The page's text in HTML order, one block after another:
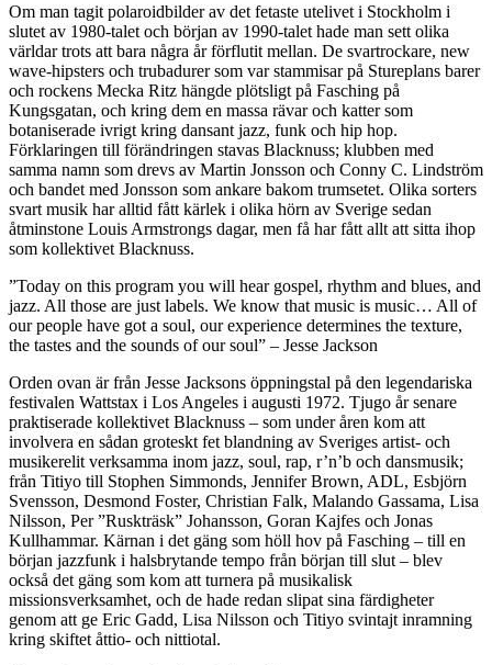
Om man tagit polaroidbilder av det fetaste utelivet i Stockholm i
slutet av 1980-talet och början av 1990-talet hade man sett olika
världar trots att bara några år förflutit mellan. De svartrockare, new
wave-hipsters och trubadurer som var stammisar på Stureplans barer
och rockens Mecka Ritz hängde plötsligt på Fasching på
Kungsgatan, och kring dem en massa rävar och katter som
botaniserade ivrigt kring dansant jazz, funk och hip hop.
Förklaringen till förändringen stavas Blacknuss; klubben med
samma namn som drevs av Martin Jonsson och Conny C. Lindström
och bandet med Jonsson som ankare bakom trumsetet. Olika sorters
svart musik har alltid fått kärlek i olika hörn av Sverige sedan
åtminstone Louis Armstrongs dagar, men få har fått allt att sitta ihop
som kollektivet Blacknuss.
”Today on this program you will hear gospel, rhythm and blues, and
jazz. All those are just labels. We know that music is music… All of
our people have got a soul, our experience determines the texture,
the tastes and the sounds of our soul” – Jesse Jackson
Orden ovan är från Jesse Jacksons öppningstal på den legendariska
festivalen Wattstax i Los Angeles i augusti 1972. Tjugo år senare
praktiserade kollektivet Blacknuss – som under åren kom att
involvera en sådan groteskt fet blandning av Sveriges artist- och
musikerelit verksamma inom jazz, soul, rap, r’n’b och dansmusik;
från Titiyo till Stophen Simmonds, Jennifer Brown, ADL, Esbjörn
Svensson, Desmond Foster, Christian Falk, Malando Gassama, Lisa
Nilsson, Per ”Ruskträsk” Johansson, Goran Kajfes och Jonas
Kullhammar. Kärnan i det gäng som höll hov på Fasching – till en
början jazzfunk i halsbrytande tempo från början till slut – blev
också det gäng som kom att turnera på musikalisk
missionsverksamhet, och de hade redan slipat sina färdigheter
genom att ge Eric Gadd, Lisa Nilsson och Titiyo svintajt inramning
kring skiftet åttio- och nittiotal.